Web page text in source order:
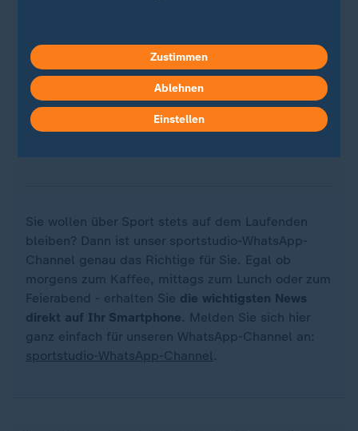
Sie wollen über Sport stets auf dem Laufenden
bleiben? Dann ist unser sportstudio-WhatsApp-
Channel genau das Richtige für Sie. Egal ob
morgens zum Kaffee, mittags zum Lunch oder zum
Feierabend - erhalten Sie die wichtigsten News
direkt auf Ihr Smartphone. Melden Sie sich hier
ganz einfach für unseren WhatsApp-Channel an:
sportstudio-WhatsApp-Channel.
Zustimmen
Ablehnen
Einstellen